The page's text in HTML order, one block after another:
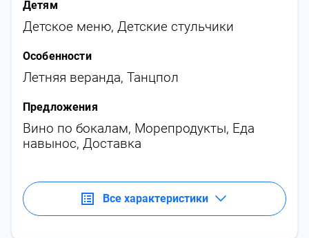
Детям
Детское меню, Детские стульчики
Особенности
Летняя веранда, Танцпол
Предложения
Вино по бокалам, Морепродукты, Еда
навынос, Доставка
Все характеристики